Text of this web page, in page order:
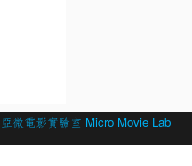
微電影實驗室 Micro Movie Lab